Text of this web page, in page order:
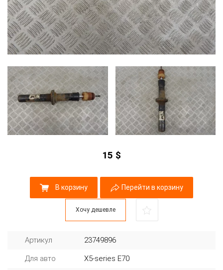
15 $
В корзину Перейти в корзину
Хочу дешевле
Артикул 23749896
Для авто X5-series E70